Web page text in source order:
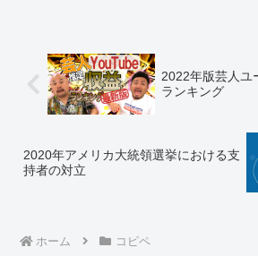
2022年版芸人ユ
ランキング
2020年アメリカ大統領選挙における支
持者の対立
ホーム コピペ